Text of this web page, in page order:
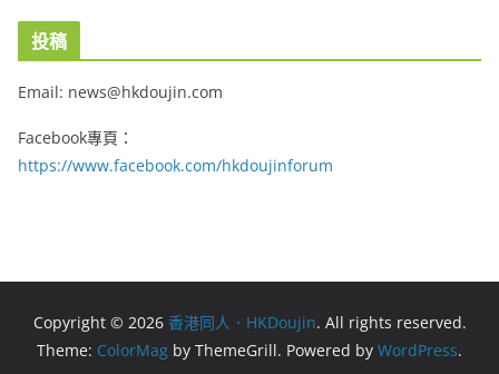
投稿
Email: news@hkdoujin.com
Facebook專頁：
https://www.facebook.com/hkdoujinforum
Copyright © 2026 香港同人．HKDoujin. All rights reserved.
Theme: ColorMag by ThemeGrill. Powered by WordPress.